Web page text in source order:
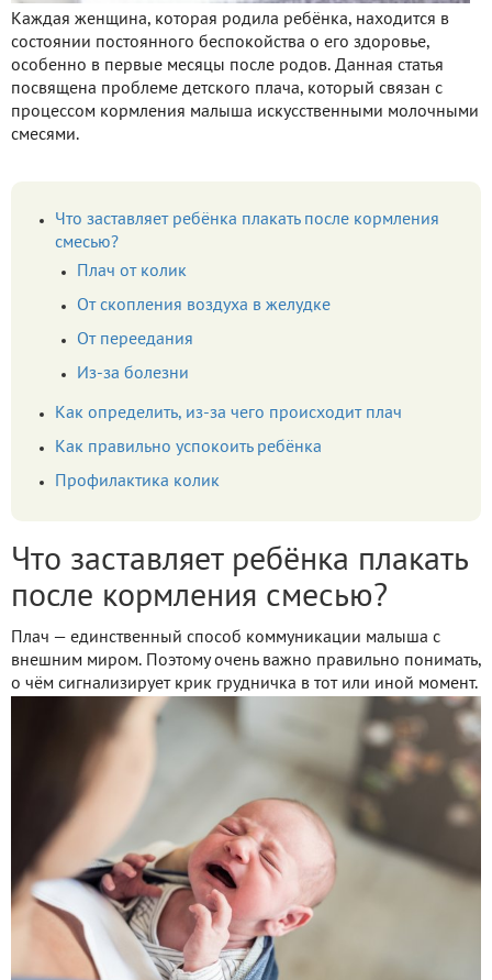
Каждая женщина, которая родила ребёнка, находится в
состоянии постоянного беспокойства о его здоровье,
особенно в первые месяцы после родов. Данная статья
посвящена проблеме детского плача, который связан с
процессом кормления малыша искусственными молочными
смесями.
Что заставляет ребёнка плакать после кормления
смесью?
Плач от колик
От скопления воздуха в желудке
От переедания
Из-за болезни
Как определить, из-за чего происходит плач
Как правильно успокоить ребёнка
Профилактика колик
Что заставляет ребёнка плакать
после кормления смесью?
Плач — единственный способ коммуникации малыша с
внешним миром. Поэтому очень важно правильно понимать,
о чём сигнализирует крик грудничка в тот или иной момент.